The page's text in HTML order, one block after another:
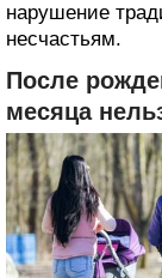
нарушение
несчастьям.
После
месяца